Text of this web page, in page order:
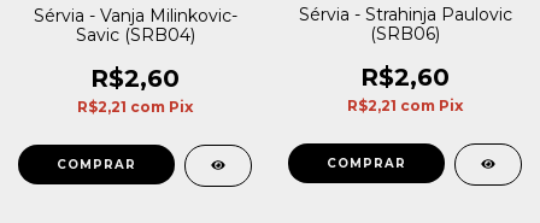
Sérvia - Vanja Milinkovic-
Savic (SRB04)
R$2,60
R$2,21 com Pix
Sérvia - Strahinja Paulovic
(SRB06)
R$2,60
R$2,21 com Pix